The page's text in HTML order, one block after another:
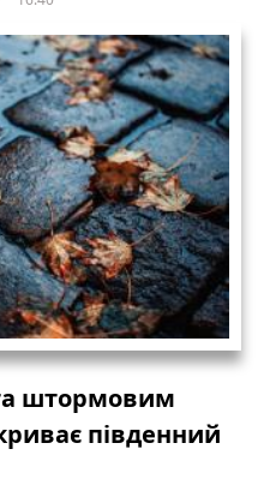
штормовим
південний